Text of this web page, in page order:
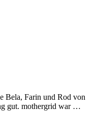
Bela, Farin und Rod von
gut. mothergrid war …